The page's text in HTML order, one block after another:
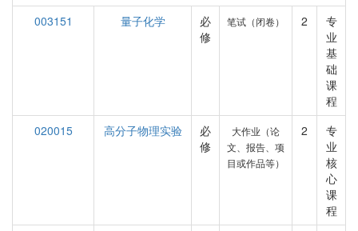
003151 量子化学
必
修
笔试（闭卷） 2
专
业
基
础
课
程
020015
高分子物理实验
必
修
大作业（论
文、报告、项
目或作品等）
2
专
业
核
心
课
程